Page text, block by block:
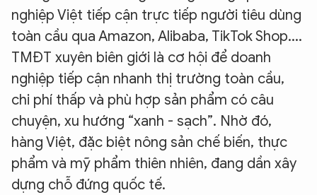
nghiệp Việt tiếp cận trực tiếp người tiêu dùng
toàn cầu qua Amazon, Alibaba, TikTok Shop....
TMĐT xuyên biên giới là cơ hội để doanh
nghiệp tiếp cận nhanh thị trường toàn cầu,
chi phí thấp và phù hợp sản phẩm có câu
chuyện, xu hướng “xanh - sạch”. Nhờ đó,
hàng Việt, đặc biệt nông sản chế biến, thực
phẩm và mỹ phẩm thiên nhiên, đang dần xây
dựng chỗ đứng quốc tế.